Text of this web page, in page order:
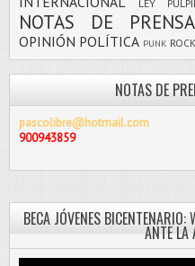
LEY
NOTAS DE PRENSA
OPINIÓN POLÍTICA PUNK ROCK
NOTAS DE
pascolibre@hotmail.com
900943859
BECA JÓVENES
ANTE LA